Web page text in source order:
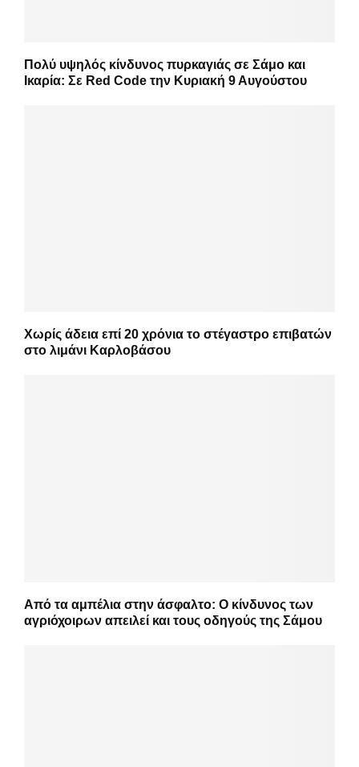
Πολύ υψηλός κίνδυνος πυρκαγιάς σε Σάμο και
Ικαρία: Σε Red Code την Κυριακή 9 Αυγούστου
Χωρίς άδεια επί 20 χρόνια το στέγαστρο επιβατών
στο λιμάνι Καρλοβάσου
Από τα αμπέλια στην άσφαλτο: Ο κίνδυνος των
αγριόχοιρων απειλεί και τους οδηγούς της Σάμου